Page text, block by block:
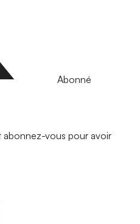
Abonné
abonnez-vous pour avoir